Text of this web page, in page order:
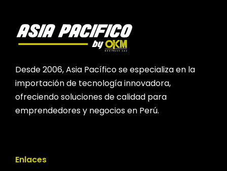
Desde 2006, Asia Pacífico se especializa en la
importación de tecnología innovadora,
ofreciendo soluciones de calidad para
emprendedores y negocios en Perú.
Enlaces